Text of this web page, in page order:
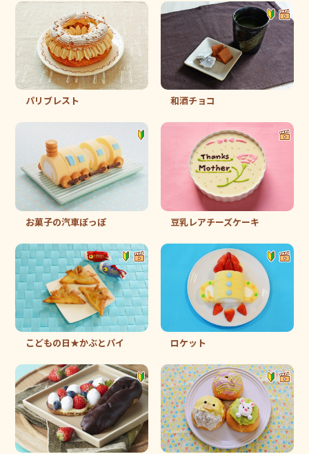
パリブレスト 和酒チョコ
お菓子の汽車ぽっぽ 豆乳レアチーズケーキ
こどもの日★かぶとパイ ロケット